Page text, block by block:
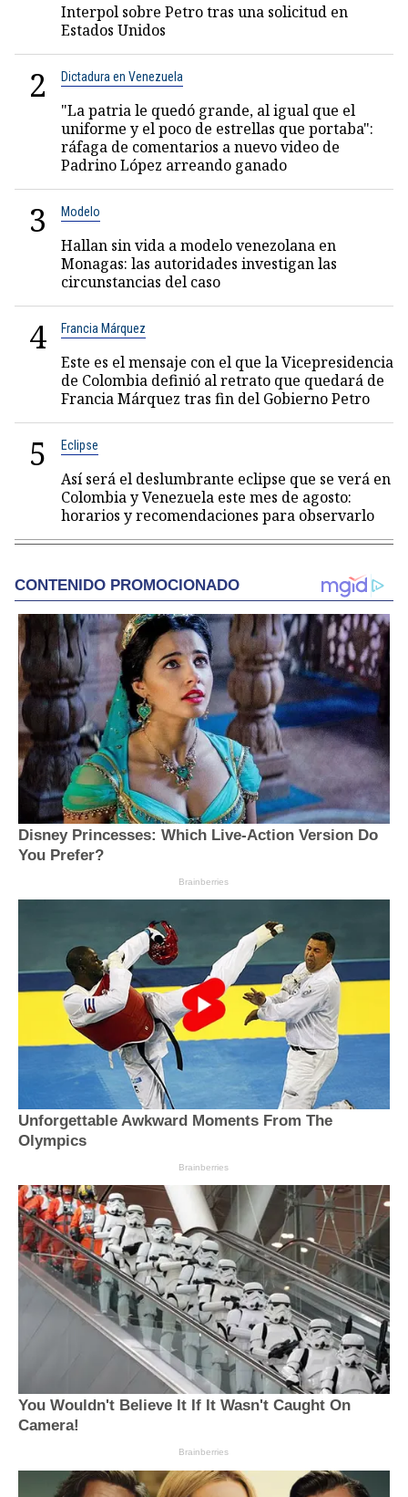
Interpol sobre Petro tras una solicitud en
Estados Unidos
2 Dictadura en Venezuela
"La patria le quedó grande, al igual que el
uniforme y el poco de estrellas que portaba":
ráfaga de comentarios a nuevo video de
Padrino López arreando ganado
3 Modelo
Hallan sin vida a modelo venezolana en
Monagas: las autoridades investigan las
circunstancias del caso
4 Francia Márquez
Este es el mensaje con el que la Vicepresidencia
de Colombia definió al retrato que quedará de
Francia Márquez tras fin del Gobierno Petro
5 Eclipse
Así será el deslumbrante eclipse que se verá en
Colombia y Venezuela este mes de agosto:
horarios y recomendaciones para observarlo